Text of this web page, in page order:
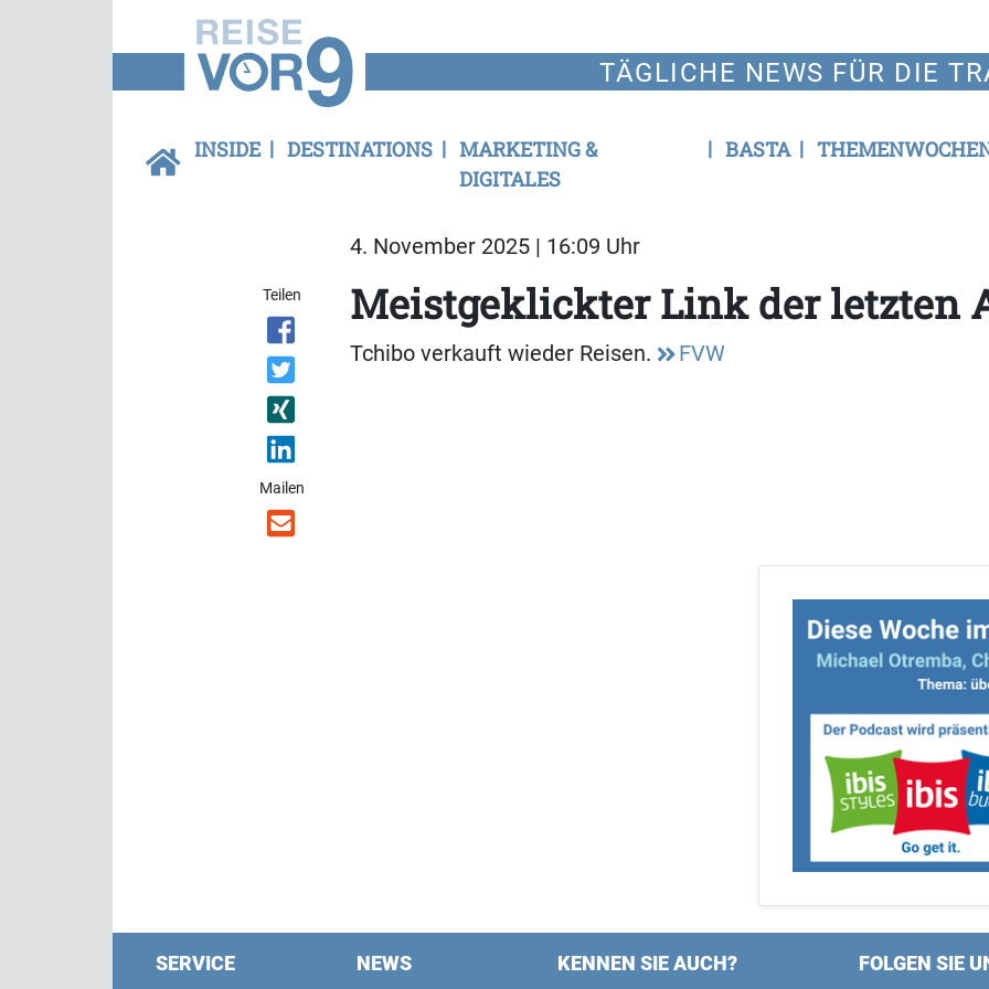
TÄGLICHE NEWS FÜR DIE
INSIDE DESTINATIONS
MARKETING &
DIGITALES
BASTA
4. November 2025 | 16:09 Uhr
Teilen
Mailen
Meistgeklickter Link der letzten
Tchibo verkauft wieder Reisen. FVW
SERVICE NEWS KENNEN SIE AUCH? FOLGEN SIE